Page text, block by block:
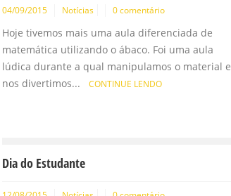
04/09/2015 Notícias 0 comentário
Hoje tivemos mais uma aula diferenciada de
matemática utilizando o ábaco. Foi uma aula
lúdica durante a qual manipulamos o material e
nos divertimos... CONTINUE LENDO
Dia do Estudante